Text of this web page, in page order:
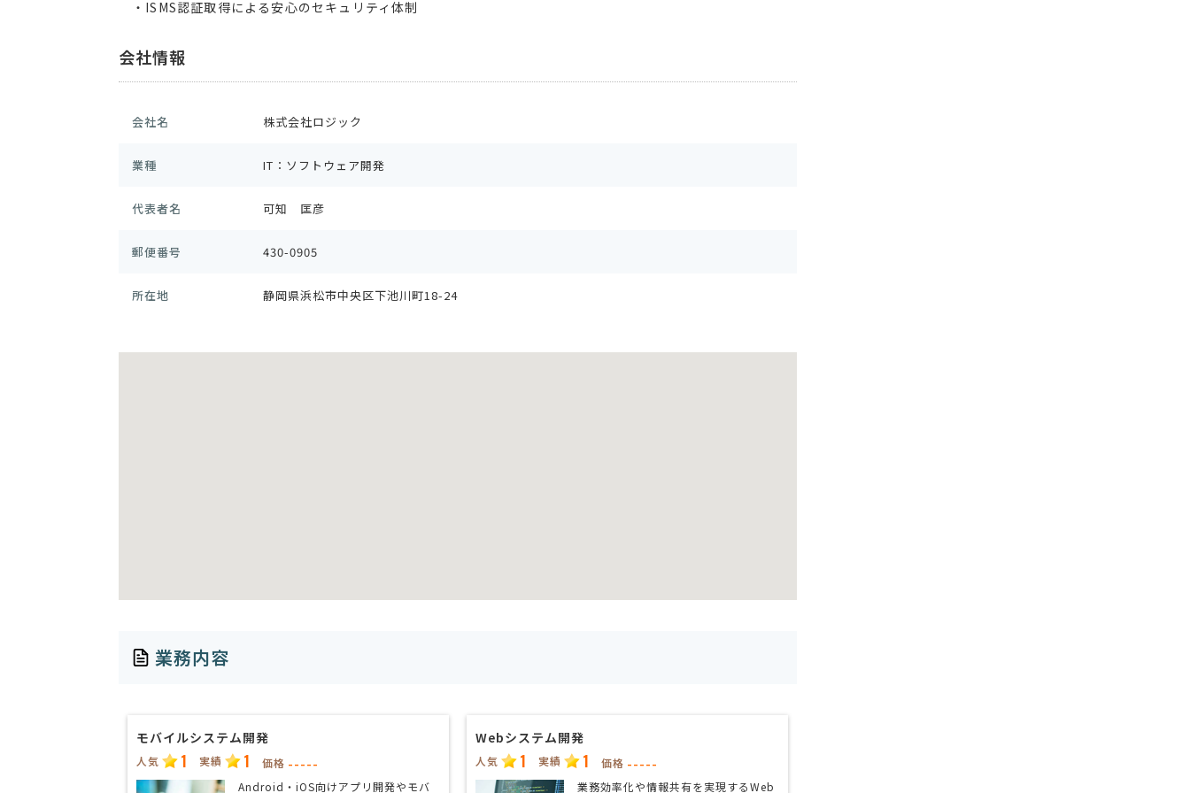
・ISMS認証取得による安心のセキュリティ体制
会社情報
会社名 株式会社ロジック
業種 IT：ソフトウェア開発
代表者名 可知 匡彦
郵便番号 430-0905
所在地 静岡県浜松市中央区下池川町18-24
業務内容
モバイルシステム開発
人気 1 実績 1 価格 -----
Android・iOS向けアプリ開発やモバ
Webシステム開発
人気 1 実績 1 価格 -----
業務効率化や情報共有を実現するWeb